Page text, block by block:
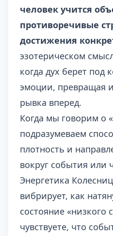
человек учится
противоречивые
достижения
эзотерическом
когда дух берет под
эмоции, превращая
рывка вперед.
Когда мы говорим о
подразумеваем
плотность и
вокруг события или
Энергетика
вибрирует, как
состояние «низкого
чувствуете, что